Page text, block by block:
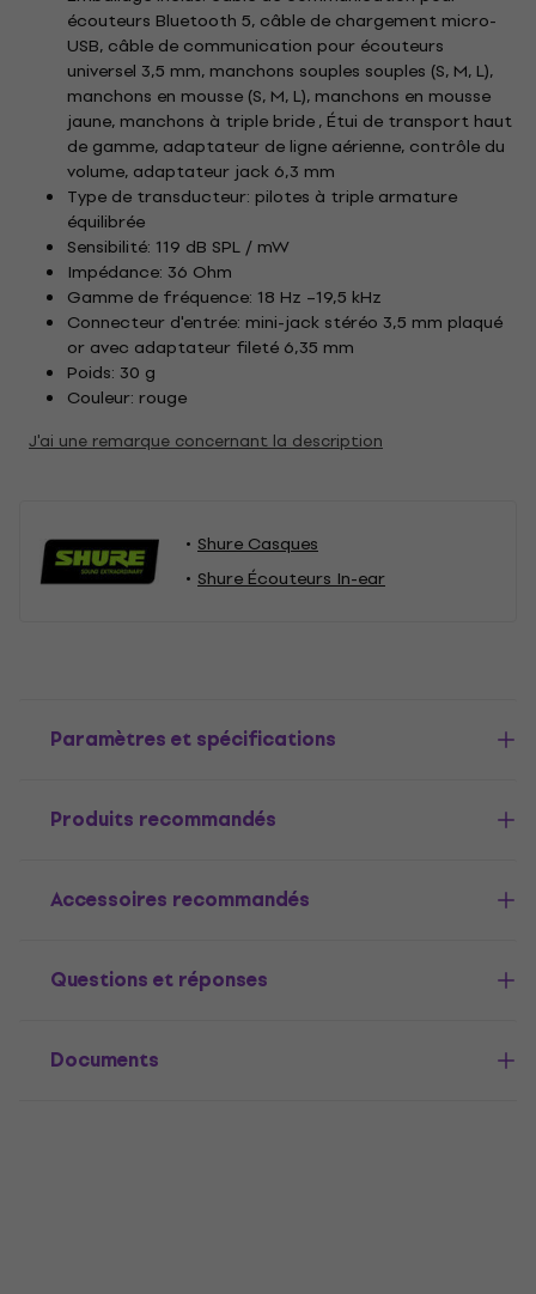
écouteurs Bluetooth 5, câble de chargement micro-
USB, câble de communication pour écouteurs
universel 3,5 mm, manchons souples souples (S, M, L),
manchons en mousse (S, M, L), manchons en mousse
jaune, manchons à triple bride , Étui de transport haut
de gamme, adaptateur de ligne aérienne, contrôle du
volume, adaptateur jack 6,3 mm
Type de transducteur: pilotes à triple armature
équilibrée
Sensibilité: 119 dB SPL / mW
Impédance: 36 Ohm
Gamme de fréquence: 18 Hz –19,5 kHz
Connecteur d'entrée: mini-jack stéréo 3,5 mm plaqué
or avec adaptateur fileté 6,35 mm
Poids: 30 g
Couleur: rouge
J'ai une remarque concernant la description
Shure Casques
Shure Écouteurs In-ear
Paramètres et spécifications
Produits recommandés
Accessoires recommandés
Questions et réponses
Documents